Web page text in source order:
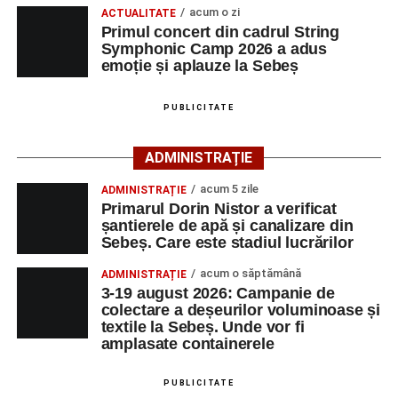
În spatele performanțelor sale se află ani de muncă,
susținerea familiei și dorința de a demonstra că pasiunea
și perseverența pot depăși orice graniță. În drumul său
este sponsor oficial.
Todea, Buliga, Alisie – Vlad. După pauză au mai evoluat
Davel, Ursu, St. Radu, Cătană, Moise, Radac, Moș,
Cosma, Șerb, C.L. Lancrănjan și Ghițan. Nicola a
fost prezentă și o mică galerie a formației din Sebeș, care
și-a încurajat echipa pe întreaga durată a jocului.
ACTUALITATE acum o zi
Primul concert din cadrul String
Symphonic Camp 2026 a adus
emoție și aplauze la Sebeș
PUBLICITATE
ADMINISTRAȚIE
ADMINISTRAȚIE acum 5 zile
Primarul Dorin Nistor a verificat
șantierele de apă și canalizare din
Sebeș. Care este stadiul lucrărilor
ADMINISTRAȚIE acum o săptămână
3-19 august 2026: Campanie de
colectare a deșeurilor voluminoase și
textile la Sebeș. Unde vor fi
amplasate containerele
PUBLICITATE